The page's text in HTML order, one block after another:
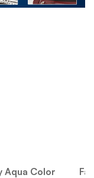
Aqua Color